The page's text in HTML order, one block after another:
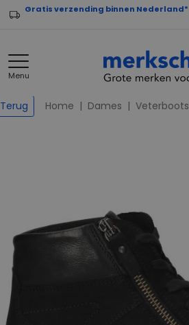
Gratis verzending binnen Nederland*
Menu
Terug Home Dames Veterboots